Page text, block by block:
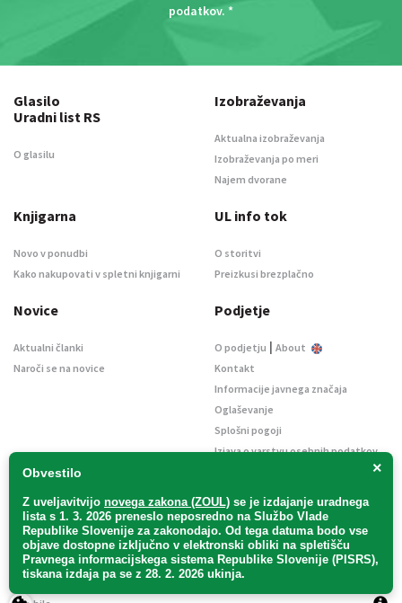
podatkov. *
×
Obvestilo
Z uveljavitvijo novega zakona (ZOUL) se je izdajanje uradnega
lista s 1. 3. 2026 preneslo neposredno na Službo Vlade
Republike Slovenije za zakonodajo. Od tega datuma bodo vse
objave dostopne izključno v elektronski obliki na spletišču
Pravnega informacijskega sistema Republike Slovenije (PISRS),
tiskana izdaja pa se z 28. 2. 2026 ukinja.
Glasilo
Uradni list RS
O glasilu
Izobraževanja
Aktualna izobraževanja
Izobraževanja po meri
Najem dvorane
Knjigarna
Novo v ponudbi
Kako nakupovati v spletni knjigarni
UL info tok
O storitvi
Preizkusi brezplačno
Novice
Aktualni članki
Naroči se na novice
Podjetje
O podjetju | About
Kontakt
Informacije javnega značaja
Oglaševanje
Splošni pogoji
Izjava o varstvu osebnih podatkov
Uradni list d. o. o. – v likvidaciji / Vse pravice pridržane.